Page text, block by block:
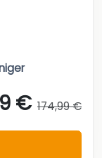
€ 174,99 €